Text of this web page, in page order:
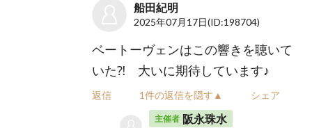
船田紀明
2025年07月17日(ID:198704)
ベートーヴェンはこの響きを聴いて
いた⁈ 大いに期待しています♪
返信 1件の返信を隠す▲ シェア
主催者 阪永珠水